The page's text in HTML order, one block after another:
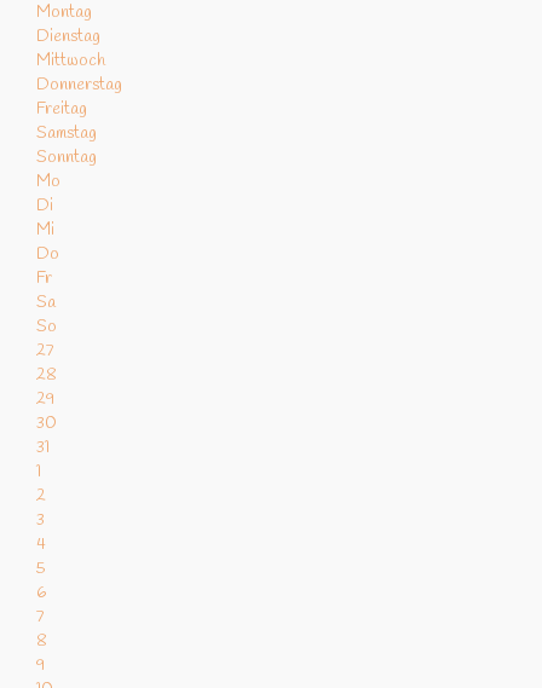
Montag
Dienstag
Mittwoch
Donnerstag
Freitag
Samstag
Sonntag
Mo
Di
Mi
Do
Fr
Sa
So
27
28
29
30
31
1
2
3
4
5
6
7
8
9